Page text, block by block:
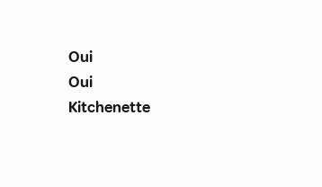
Oui
Oui
Kitchenette